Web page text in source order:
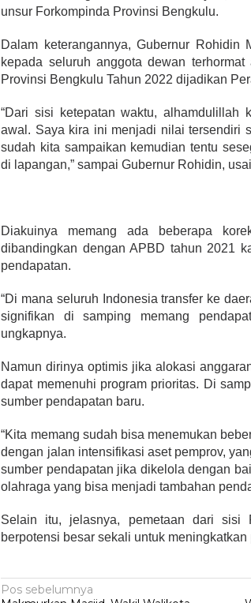
unsur Forkompinda Provinsi Bengkulu.
Dalam keterangannya, Gubernur Rohidin
kepada seluruh anggota dewan
Provinsi Bengkulu Tahun 2022 dijadikan
“Dari sisi ketepatan waktu,
awal. Saya kira ini menjadi nilai tersendiri
sudah kita sampaikan kemudian tentu
di lapangan,” sampai Gubernur Rohidin,
Diakuinya memang ada beberapa
dibandingkan dengan APBD tahun 2021
pendapatan.
“Di mana seluruh Indonesia transfer ke
signifikan di samping memang
ungkapnya.
Namun dirinya optimis jika alokasi
dapat memenuhi program prioritas. Di
sumber pendapatan baru.
“Kita memang sudah bisa menemukan
dengan jalan intensifikasi aset pemprov,
sumber pendapatan jika dikelola dengan
olahraga yang bisa menjadi tambahan
Selain itu, jelasnya, pemetaan dari sisi
berpotensi besar sekali untuk
Navigasi
Pos sebelumnya